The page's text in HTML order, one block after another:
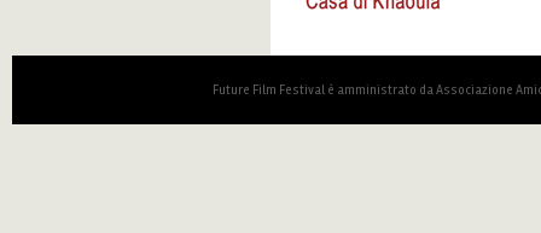
Future Film Festival è amministrato da Associazione